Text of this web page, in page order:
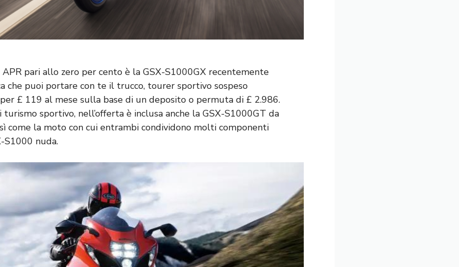
pari allo zero per cento è la GSX-S1000GX recentemente
che puoi portare con te il trucco, tourer sportivo sospeso
£ 119 al mese sulla base di un deposito o permuta di £ 2.986.
sportivo, nell’offerta è inclusa anche la GSX-S1000GT da
come la moto con cui entrambi condividono molti componenti
S1000 nuda.